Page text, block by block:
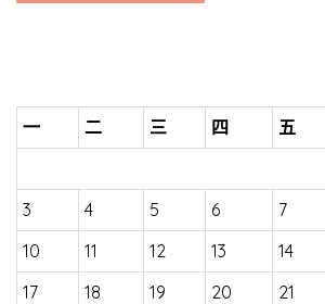
一 二 三 四 五
3
4 5 6 7
10
11 12 13 14
17
18 19 20 21